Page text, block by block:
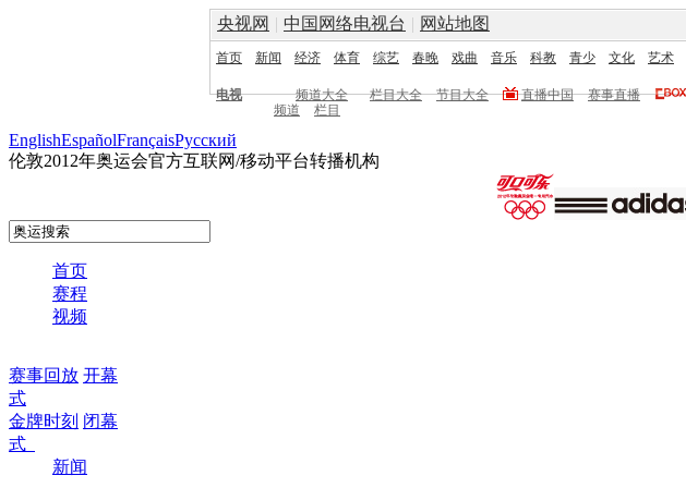
央视网 | 中国网络电视台 | 网站地图
首页 新闻 经济 体育 综艺 春晚 戏曲 音乐 科教 青少 文化 艺术
电视 频道大全 栏目大全 节目大全 直播中国 赛事直播
频道
栏目
EnglishEspañolFrançaisPусский
伦敦2012年奥运会官方互联网/移动平台转播机构
首页
赛程
视频
赛事回放 开幕
式
金牌时刻 闭幕
式
新闻